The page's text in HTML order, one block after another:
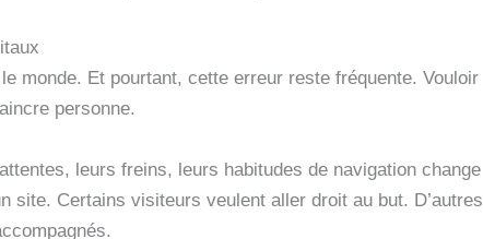
monde. Et pourtant, cette erreur reste fréquente. Vouloir
personne.
leurs freins, leurs habitudes de navigation change
site. Certains visiteurs veulent aller droit au but. D’autres